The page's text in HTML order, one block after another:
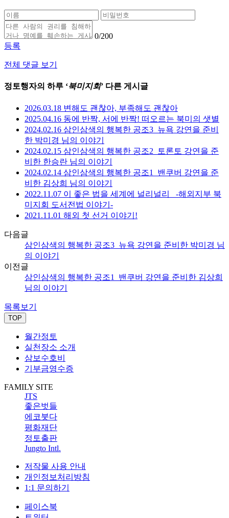
0/200
등록
전체 댓글 보기
정토행자의 하루 ‘북미지회’ 다른 게시글
2026.03.18 변해도 괜찮아, 부족해도 괜찮아
2025.04.16 동에 반짝, 서에 반짝! 떠오르는 북미의 샛별
2024.02.16 삼인삼색의 행복한 공조3_뉴욕 강연을 준비
한 박미경 님의 이야기
2024.02.15 삼인삼색의 행복한 공조2_토론토 강연을 준
비한 한승란 님의 이야기
2024.02.14 삼인삼색의 행복한 공조1_밴쿠버 강연을 준
비한 김상희 님의 이야기
2022.11.07 이 좋은 법을 세계에 널리널리_ -해외지부 북
미지회 도서전법 이야기-
2021.11.01 해외 첫 선거 이야기!
다음글
삼인삼색의 행복한 공조3_뉴욕 강연을 준비한 박미경 님
의 이야기
이전글
삼인삼색의 행복한 공조1_밴쿠버 강연을 준비한 김상희
님의 이야기
목록보기
TOP
월간정토
실천장소 소개
삼보수호비
기부금영수증
FAMILY SITE
JTS
좋은벗들
에코붓다
평화재단
정토출판
Jungto Intl.
저작물 사용 안내
개인정보처리방침
1:1 문의하기
페이스북